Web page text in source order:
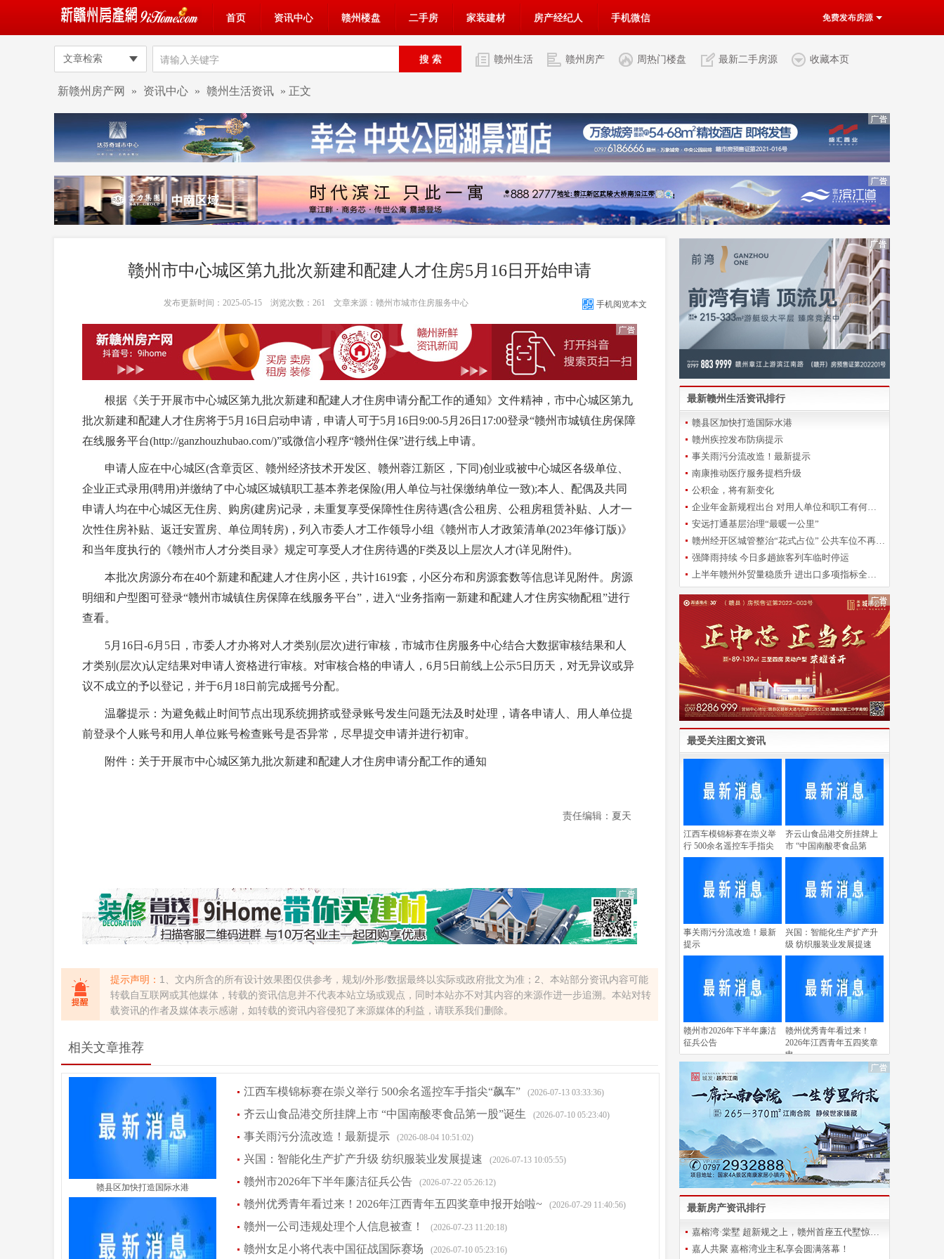
首页 资讯中心 赣州楼盘 二手房 家装建材 房产经纪人 手机微信 免费发布房源
文章检索 赣州生活 赣州房产 周热门楼盘 最新二手房源 收藏本页
新赣州房产网 » 资讯中心 » 赣州生活资讯 » 正文
赣州市中心城区第九批次新建和配建人才住房5月16日开始申请
发布更新时间：2025-05-15 浏览次数： 261 文章来源：赣州市城市住房服务中心 手机阅览本文
根据《关于开展市中心城区第九批次新建和配建人才住房申请分配工作的通知》文件精神，市中心城区第九
批次新建和配建人才住房将于5月16日启动申请，申请人可于5月16日9:00-5月26日17:00登录“赣州市城镇住房保障
在线服务平台(http://ganzhouzhubao.com/)”或微信小程序“赣州住保”进行线上申请。
申请人应在中心城区(含章贡区、赣州经济技术开发区、赣州蓉江新区，下同)创业或被中心城区各级单位、
企业正式录用(聘用)并缴纳了中心城区城镇职工基本养老保险(用人单位与社保缴纳单位一致);本人、配偶及共同
申请人均在中心城区无住房、购房(建房)记录，未重复享受保障性住房待遇(含公租房、公租房租赁补贴、人才一
次性住房补贴、返迁安置房、单位周转房)，列入市委人才工作领导小组《赣州市人才政策清单(2023年修订版)》
和当年度执行的《赣州市人才分类目录》规定可享受人才住房待遇的F类及以上层次人才(详见附件)。
本批次房源分布在40个新建和配建人才住房小区，共计1619套，小区分布和房源套数等信息详见附件。房源
明细和户型图可登录“赣州市城镇住房保障在线服务平台”，进入“业务指南一新建和配建人才住房实物配租”进行
查看。
5月16日-6月5日，市委人才办将对人才类别(层次)进行审核，市城市住房服务中心结合大数据审核结果和人
才类别(层次)认定结果对申请人资格进行审核。对审核合格的申请人，6月5日前线上公示5日历天，对无异议或异
议不成立的予以登记，并于6月18日前完成摇号分配。
温馨提示：为避免截止时间节点出现系统拥挤或登录账号发生问题无法及时处理，请各申请人、用人单位提
前登录个人账号和用人单位账号检查账号是否异常，尽早提交申请并进行初审。
附件：关于开展市中心城区第九批次新建和配建人才住房申请分配工作的通知
责任编辑：夏天
提示声明： 1、文内所含的所有设计效果图仅供参考，规划/外形/数据最终以实际或政府批文为准；2、本站部分资讯内容可能
转载自互联网或其他媒体，转载的资讯信息并不代表本站立场或观点，同时本站亦不对其内容的来源作进一步追溯。本站对转
载资讯的作者及媒体表示感谢，如转载的资讯内容侵犯了来源媒体的利益，请联系我们删除。
相关文章推荐
赣县区加快打造国际水港
江西车模锦标赛在崇义举行 500余名遥控车手指尖“飙车” (2026-07-13 03:33:36)
齐云山食品港交所挂牌上市 “中国南酸枣食品第一股”诞生 (2026-07-10 05:23:40)
事关雨污分流改造！最新提示 (2026-08-04 10:51:02)
兴国：智能化生产扩产升级 纺织服装业发展提速 (2026-07-13 10:05:55)
赣州市2026年下半年廉洁征兵公告 (2026-07-22 05:26:12)
赣州优秀青年看过来！2026年江西青年五四奖章申报开始啦~ (2026-07-29 11:40:56)
赣州一公司违规处理个人信息被查！ (2026-07-23 11:20:18)
赣州女足小将代表中国征战国际赛场 (2026-07-10 05:23:16)
最新赣州生活资讯排行
赣县区加快打造国际水港
赣州疾控发布防病提示
事关雨污分流改造！最新提示
南康推动医疗服务提档升级
公积金，将有新变化
企业年金新规程出台 对用人单位和职工有何影响？
安远打通基层治理“最暖一公里”
赣州经开区城管整治“花式占位” 公共车位不再“一位难求”
强降雨持续 今日多趟旅客列车临时停运
上半年赣州外贸量稳质升 进出口多项指标全省靠前
最受关注图文资讯
江西车模锦标赛在崇义举
行 500余名遥控车手指尖
齐云山食品港交所挂牌上
市 “中国南酸枣食品第
事关雨污分流改造！最新
提示
兴国：智能化生产扩产升
级 纺织服装业发展提速
赣州市2026年下半年廉洁
征兵公告
赣州优秀青年看过来！
2026年江西青年五四奖章
申
最新房产资讯排行
嘉榕湾·棠墅 超新规之上，赣州首座五代墅惊艳登场
嘉人共聚 嘉榕湾业主私享会圆满落幕！